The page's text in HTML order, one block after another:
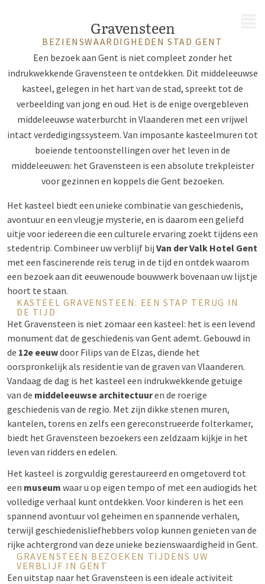
Gravensteen
BEZIENSWAARDIGHEDEN STAD GENT
Een bezoek aan Gent is niet compleet zonder het
indrukwekkende Gravensteen te ontdekken. Dit middeleeuwse
kasteel, gelegen in het hart van de stad, spreekt tot de
verbeelding van jong en oud. Het is de enige overgebleven
middeleeuwse waterburcht in Vlaanderen met een vrijwel
intact verdedigingssysteem. Van imposante kasteelmuren tot
boeiende tentoonstellingen over het leven in de
middeleeuwen: het Gravensteen is een absolute trekpleister
voor gezinnen en koppels die Gent bezoeken.
Het kasteel biedt een unieke combinatie van geschiedenis,
avontuur en een vleugje mysterie, en is daarom een geliefd
uitje voor iedereen die een culturele ervaring zoekt tijdens een
stedentrip. Combineer uw verblijf bij Van der Valk Hotel Gent
met een fascinerende reis terug in de tijd en ontdek waarom
een bezoek aan dit eeuwenoude bouwwerk bovenaan uw lijstje
hoort te staan.
KASTEEL GRAVENSTEEN: EEN STAP TERUG IN
DE TIJD
Het Gravensteen is niet zomaar een kasteel: het is een levend
monument dat de geschiedenis van Gent ademt. Gebouwd in
de 12e eeuwdoor Filips van de Elzas, diende het
oorspronkelijk als residentie van de graven van Vlaanderen.
Vandaag de dag is het kasteel een indrukwekkende getuige
van de middeleeuwse architectuuren de roerige
geschiedenis van de regio. Met zijn dikke stenen muren,
kantelen, torens en zelfs een gereconstrueerde folterkamer,
biedt het Gravensteen bezoekers een zeldzaam kijkje in het
leven van ridders en edelen.
Het kasteel is zorgvuldig gerestaureerd en omgetoverd tot
een museum waar u op eigen tempo of met een audiogids het
volledige verhaal kunt ontdekken. Voor kinderen is het een
spannend avontuur vol geheimen en spannende verhalen,
terwijl geschiedenisliefhebbers volop kunnen genieten van de
rijke achtergrond van deze unieke bezienswaardigheid in Gent.
GRAVENSTEEN BEZOEKEN TIJDENS UW
VERBLIJF IN GENT
Een uitstap naar het Gravensteen is een ideale activiteit